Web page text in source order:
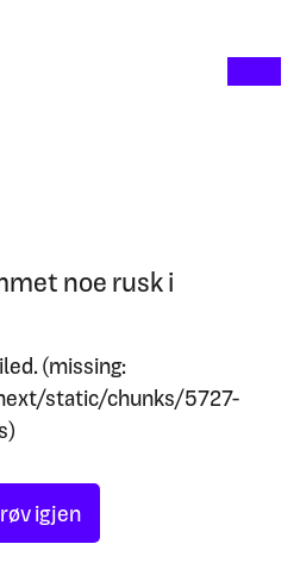
noe rusk i
(missing:
static/chunks/5727-
igjen